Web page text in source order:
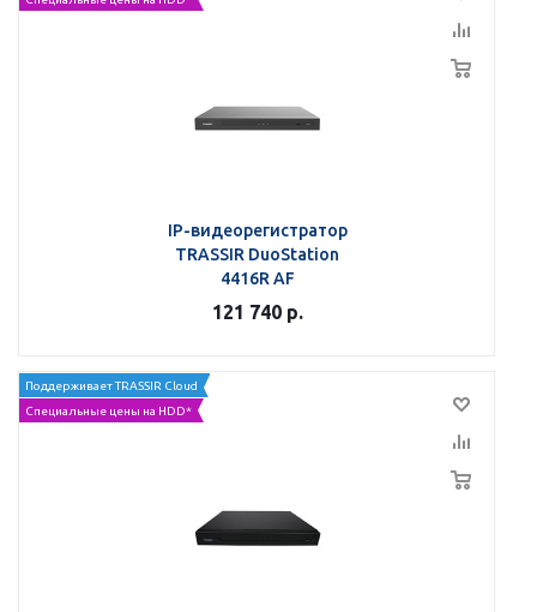
IP-видеорегистратор
TRASSIR DuoStation
4416R AF
121 740р.
Поддерживает TRASSIR Cloud
Специальные цены на HDD*